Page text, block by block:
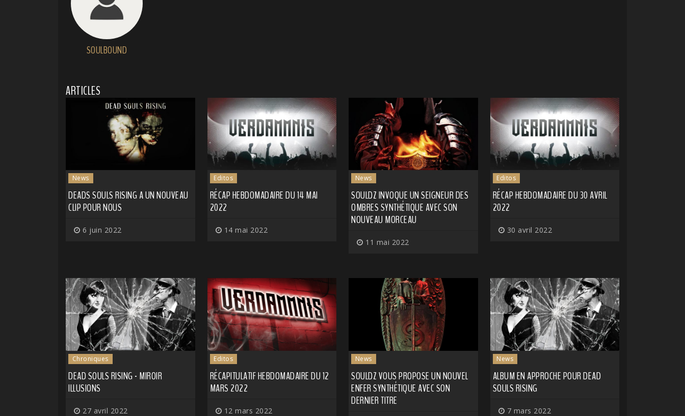
SOULBOUND
ARTICLES
News
DEADS SOULS RISING A UN NOUVEAU
CLIP POUR NOUS
6 juin 2022
Editos
RÉCAP HEBDOMADAIRE DU 14 MAI
2022
14 mai 2022
News
SOULDZ INVOQUE UN SEIGNEUR DES
OMBRES SYNTHÉTIQUE AVEC SON
NOUVEAU MORCEAU
11 mai 2022
Editos
RÉCAP HEBDOMADAIRE DU 30 AVRIL
2022
30 avril 2022
Chroniques
DEAD SOULS RISING - MIROIR
ILLUSIONS
27 avril 2022
Editos
RÉCAPITULATIF HEBDOMADAIRE DU 12
MARS 2022
12 mars 2022
News
SOULDZ VOUS PROPOSE UN NOUVEL
ENFER SYNTHÉTIQUE AVEC SON
DERNIER TITRE
News
ALBUM EN APPROCHE POUR DEAD
SOULS RISING
7 mars 2022